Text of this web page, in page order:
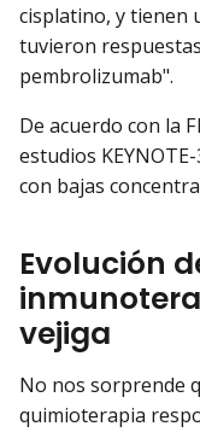
cisplatino, y tienen
tuvieron
pembrolizumab".
De acuerdo con la
estudios
con bajas
Evolución
vejiga
No nos sorprende
quimioterapia